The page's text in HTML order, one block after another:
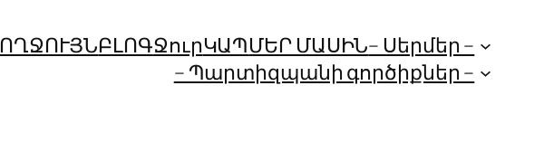
ՈՂՋՈՒՅՆԲԼՈԳՋուրԿԱՊՄԵՐ ՄԱՍԻՆ– Սերմեր –
– Պարտիզպանի գործիքներ –